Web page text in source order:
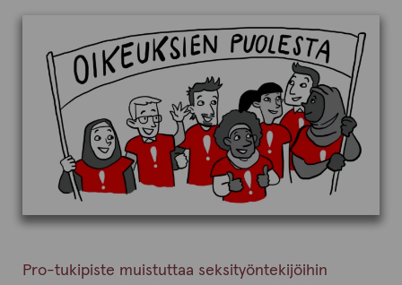
Pro-tukipiste muistuttaa seksityöntekijöihin